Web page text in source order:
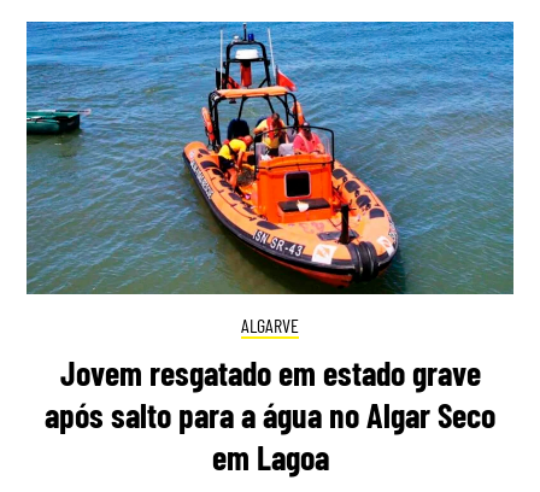
ALGARVE
Jovem resgatado em estado grave
após salto para a água no Algar Seco
em Lagoa